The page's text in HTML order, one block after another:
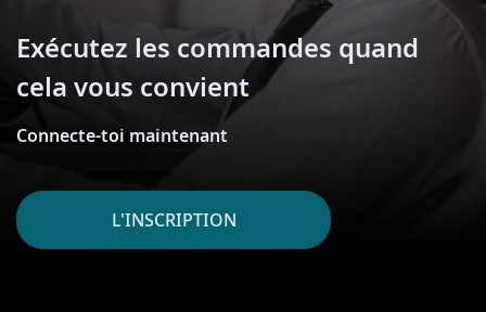
Exécutez les commandes quand
cela vous convient
Connecte-toi maintenant
L'INSCRIPTION